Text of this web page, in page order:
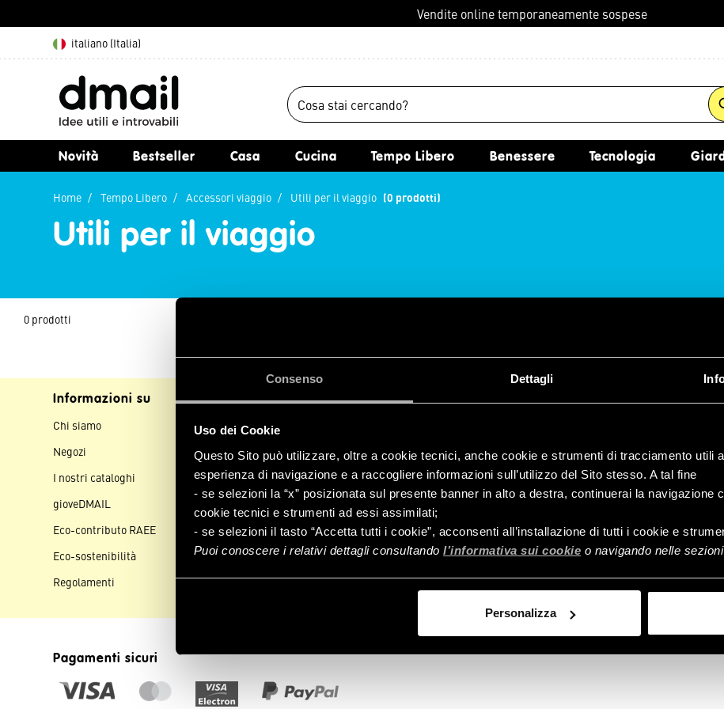
Consenso Dettagli
Uso dei Cookie
Questo Sito può utilizzare, oltre a cookie tecnici, anche cookie e strumenti di tracciamento utili
esperienza di navigazione e a raccogliere informazioni sull’utilizzo del Sito stesso. A tal fine
- se selezioni la “x” posizionata sul presente banner in alto a destra, continuerai la navigazione
cookie tecnici e strumenti ad essi assimilati;
- se selezioni il tasto “Accetta tutti i cookie”, acconsenti all’installazione di tutti i cookie e
Puoi conoscere i relativi dettagli consultando l’informativa sui cookie o navigando nelle
Personalizza
Vendite online temporaneamente sospese
italiano (Italia)
Novità Bestseller Casa Cucina Tempo Libero Benessere Tecnologia
Home Tempo Libero Accessori viaggio Utili per il viaggio (0 prodotti)
Utili per il viaggio
0 prodotti
Informazioni su
Chi siamo
Negozi
I nostri cataloghi
gioveDMAIL
Eco-contributo RAEE
Eco-sostenibilità
Regolamenti
Assistenza clienti
Contattaci
Spedizioni
Pagamenti
Aiuto e FAQ
ordine
Pagamenti sicuri